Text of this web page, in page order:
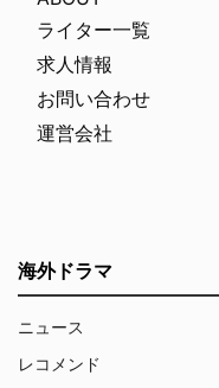
ライター一覧
求人情報
お問い合わせ
運営会社
海外ドラマ
ニュース
レコメンド